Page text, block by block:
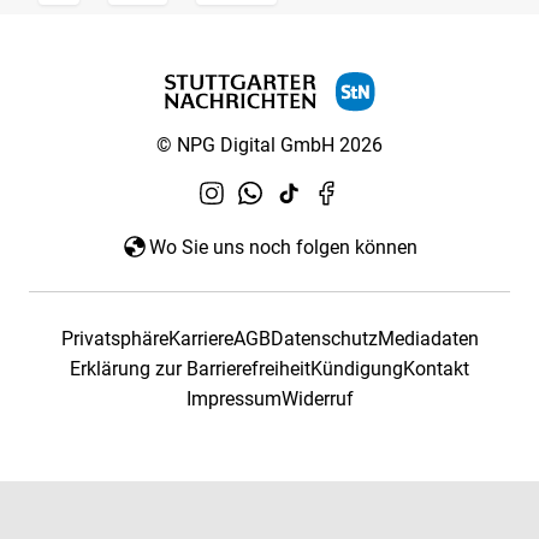
© NPG Digital GmbH 2026
Wo Sie uns noch folgen können
PrivatsphäreKarriereAGBDatenschutzMediadaten
Erklärung zur BarrierefreiheitKündigungKontakt
ImpressumWiderruf